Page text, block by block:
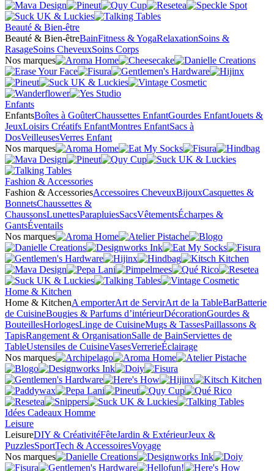
Beauté & Bien-être
Beauté & Bien-êtreBainFitness & YogaRelaxationSoins &
RasageSoins CheveuxSoins Corps
Nos marques
Enfants
EnfantsBoîtes à GoûterChaussettes EnfantGourdes EnfantJouets &
JeuxLoisirs Créatifs EnfantMontres EnfantSacs à
DosVeilleusesVerres Enfant
Nos marques
Fashion & Accessories
Fashion & AccessoriesAccessoires CheveuxBijouxCasquettes &
BonnetsChaussettes &
ChaussonsLunettesParapluiesSacsVêtementsÉcharpes &
GantsÉventails
Nos marques
Home & Kitchen
Home & KitchenA emporterArt de ServirArt de la TableBarBatterie
de CuisineBougies & Parfums d’intérieurDécorationGourdes &
BouteillesHorlogesLinge de CuisineMugs & TassesPaillassons &
TapisRangement & OrganisationSalle de BainServiettes de
TableUstensiles de CuisineVasesVerrerieÉclairage
Nos marques
Idées Cadeaux Homme
Leisure
LeisureDIY & CréativitéFêteJardin & ExtérieurJeux &
PuzzlesSportTech & AccessoiresVoyage
Nos marques